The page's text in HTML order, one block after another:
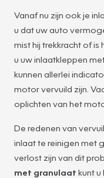
Vanaf nu zijn ook je
u dat uw auto
mist hij trekkracht of
u uw inlaatkleppen
kunnen allerlei
motor vervuild zijn.
oplichten van het
De redenen van
inlaat te reinigen met
verlost zijn van dit
met granulaat kunt